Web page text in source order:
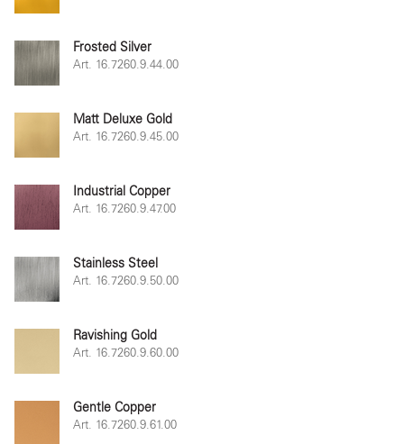
Frosted Silver
Art. 16.7260.9.44.00
Matt Deluxe Gold
Art. 16.7260.9.45.00
Industrial Copper
Art. 16.7260.9.47.00
Stainless Steel
Art. 16.7260.9.50.00
Ravishing Gold
Art. 16.7260.9.60.00
Gentle Copper
Art. 16.7260.9.61.00